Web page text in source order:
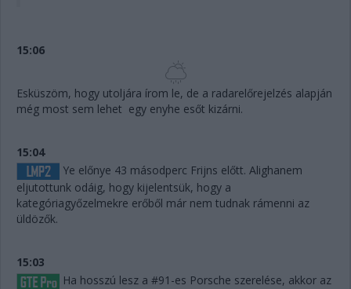
15:06
Esküszöm, hogy utoljára írom le, de a radarelőrejelzés alapján
még most sem lehet egy enyhe esőt kizárni.
15:04
Ye előnye 43 másodperc Frijns előtt. Alighanem
eljutottunk odáig, hogy kijelentsük, hogy a
kategóriagyőzelmekre erőből már nem tudnak rámenni az
üldözők.
15:03
Ha hosszú lesz a #91-es Porsche szerelése, akkor az